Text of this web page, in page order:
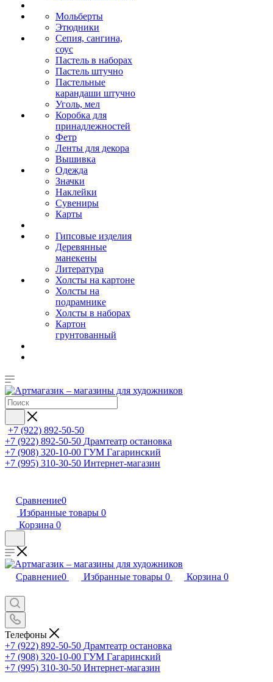
Мольберты
Этюдники
Сепия, сангина,
соус
Пастель в наборах
Пастель штучно
Пастельные
карандаши штучно
Уголь, мел
Коробка для
принадлежностей
Фетр
Ленты для декора
Вышивка
Одежда
Значки
Наклейки
Сувениры
Карты
Гипсовые изделия
Деревянные
манекены
Литература
Холсты на картоне
Холсты на
подрамнике
Холсты в наборах
Картон
грунтованный
+7 (922) 892-50-50
+7 (922) 892-50-50 Драмтеатр остановка
+7 (908) 320-10-00 ГУМ Гагаринский
+7 (995) 310-30-50 Интернет-магазин
Сравнение0
Избранные товары 0
Корзина 0
Сравнение0 Избранные товары 0 Корзина 0
Телефоны
+7 (922) 892-50-50 Драмтеатр остановка
+7 (908) 320-10-00 ГУМ Гагаринский
+7 (995) 310-30-50 Интернет-магазин